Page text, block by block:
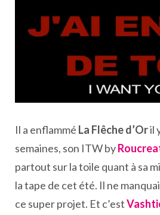
Il a enflammé La Flêche d’Oril
semaines, son ITW by
partout sur la toile quant à sa
la tape de cet été. Il ne
ce super projet. Et c’est